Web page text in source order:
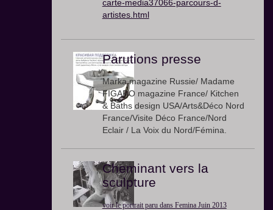
carte-media37066-parcours-d-
artistes.html
Parutions presse
Marka magazine Russie/ Madame
FIGARO magazine France/ Kitchen
& Baths design USA/Arts&Déco Nord
France/Visite Déco France/Nord
Eclair / La Voix du Nord/Fémina.
Cheminant vers la
sculpture
voir le portrait paru dans Femina Juin 2013